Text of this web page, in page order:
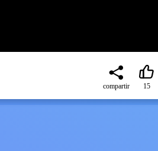
compartir 15